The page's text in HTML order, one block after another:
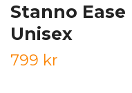
Stanno
Unisex
799 kr